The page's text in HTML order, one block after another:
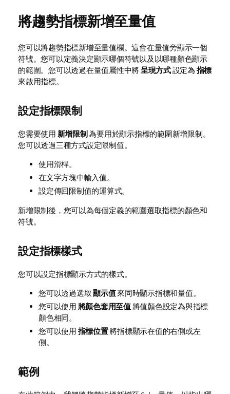
將趨勢指標新增至量值
您可以將趨勢指標新增至量值欄。這會在量值旁顯示一個
符號。您可以定義決定顯示哪個符號以及以哪種顏色顯示
的範圍。您可以透過在量值屬性中將 呈現方式設定為 指標
來啟用指標。
設定指標限制
您需要使用 新增限制為要用於顯示指標的範圍新增限制。
您可以透過三種方式設定限制值。
使用滑桿。
在文字方塊中輸入值。
設定傳回限制值的運算式。
新增限制後，您可以為每個定義的範圍選取指標的顏色和
符號。
設定指標樣式
您可以設定指標顯示方式的樣式。
您可以透過選取 顯示值來同時顯示指標和量值。
您可以使用 將顏色套用至值將值顏色設定為與指標
顏色相同。
您可以使用 指標位置將指標顯示在值的右側或左
側。
範例